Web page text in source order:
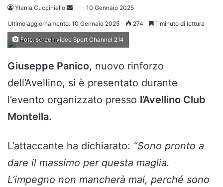
Ylenia Cucciniello
Invia 10 Gennaio 2025
Ultimo aggiornamento: 10 Gennaio 2025 274 1 minuto di lettura
Foto: screen video Sport Channel 214
Giuseppe Panico, nuovo rinforzo
dell’Avellino, si è presentato durante
l’evento organizzato presso l’Avellino Club
Montella.
L’attaccante ha dichiarato: “Sono pronto a
dare il massimo per questa maglia.
L’impegno non mancherà mai, perché sono